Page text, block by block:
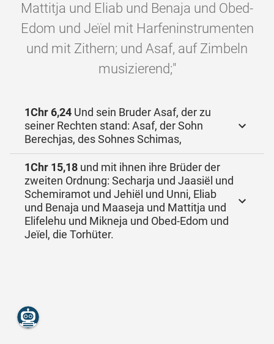
Mattitja und Eliab und Benaja und Obed-
Edom und Jeïel mit Harfeninstrumenten
und mit Zithern; und Asaf, auf Zimbeln
musizierend;"
1Chr 6,24 Und sein Bruder Asaf, der zu
seiner Rechten stand: Asaf, der Sohn
Berechjas, des Sohnes Schimas,
1Chr 15,18 und mit ihnen ihre Brüder der
zweiten Ordnung: Secharja und Jaasiël und
Schemiramot und Jehiël und Unni, Eliab
und Benaja und Maaseja und Mattitja und
Elifelehu und Mikneja und Obed-Edom und
Jeïel, die Torhüter.